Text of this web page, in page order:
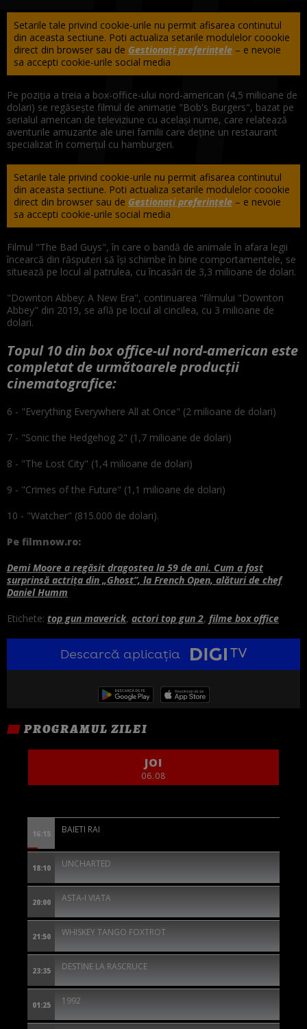
Setarile tale privind cookie-urile nu permit afisarea continutul
din aceasta sectiune. Poti actualiza setarile modulelor coookie
direct din browser sau de Gestionați preferințele – e nevoie
sa accepti cookie-urile social media
Pe poziţia a treia a box-office-ului nord-american (4,5 milioane de
dolari) se regăseşte filmul de animaţie "Bob's Burgers", bazat pe
serialul american de televiziune cu acelaşi nume, care relatează
aventurile amuzante ale unei familii care deţine un restaurant
specializat în comerţul cu hamburgeri.
Setarile tale privind cookie-urile nu permit afisarea continutul
din aceasta sectiune. Poti actualiza setarile modulelor coookie
direct din browser sau de Gestionați preferințele – e nevoie
sa accepti cookie-urile social media
Filmul "The Bad Guys", în care o bandă de animale în afara legii
încearcă din răsputeri să îşi schimbe în bine comportamentele, se
situează pe locul al patrulea, cu încasări de 3,3 milioane de dolari.
"Downton Abbey: A New Era", continuarea "filmului "Downton
Abbey" din 2019, se află pe locul al cincilea, cu 3 milioane de
dolari.
Topul 10 din box office-ul nord-american este
completat de următoarele producţii
cinematografice:
6 - "Everything Everywhere All at Once" (2 milioane de dolari)
7 - "Sonic the Hedgehog 2" (1,7 milioane de dolari)
8 - "The Lost City" (1,4 milioane de dolari)
9 - "Crimes of the Future" (1,1 milioane de dolari)
10 - "Watcher" (815.000 de dolari).
Pe filmnow.ro:
Demi Moore a regăsit dragostea la 59 de ani. Cum a fost
surprinsă actrița din „Ghost”, la French Open, alături de chef
Daniel Humm
Etichete: top gun maverick, actori top gun 2, filme box office
Descarcă aplicația
PROGRAMUL ZILEI
JOI
06.08
16:15 BAIETI RAI
18:10 UNCHARTED
20:00 ASTA-I VIATA
21:50 WHISKEY TANGO FOXTROT
23:35 DESTINE LA RASCRUCE
01:25 1992